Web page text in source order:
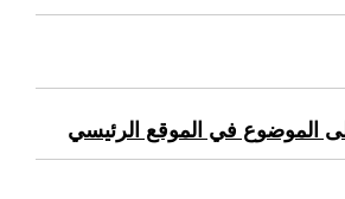
الموضوع في الموقع الرئيسي